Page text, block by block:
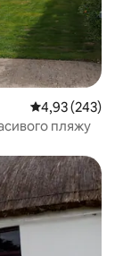
Середня
4,93 (243)
пляжу